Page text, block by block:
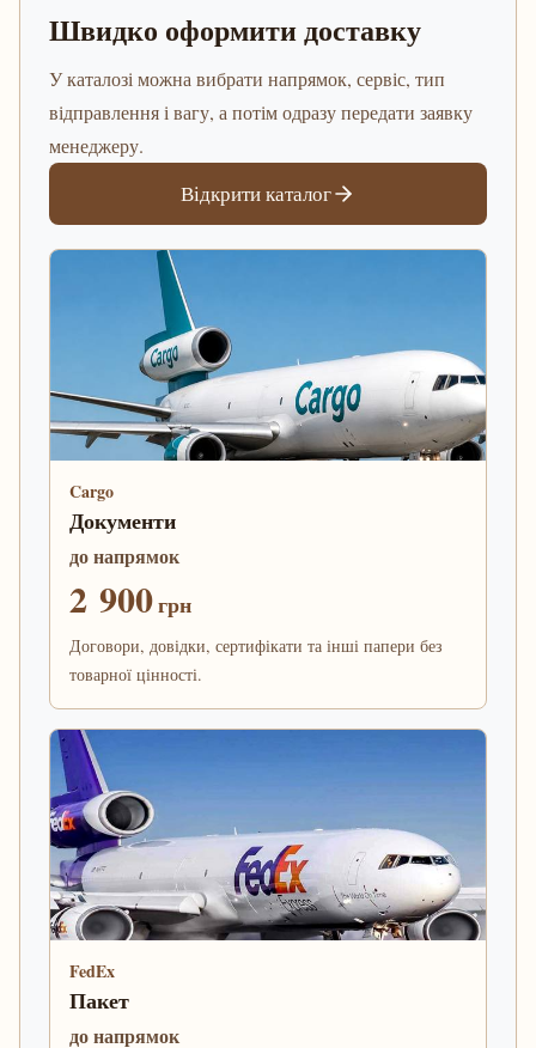
Швидко оформити доставку
У каталозі можна вибрати напрямок, сервіс, тип
відправлення і вагу, а потім одразу передати заявку
менеджеру.
Відкрити каталог
Cargo
Документи
до напрямок
2 900грн
Договори, довідки, сертифікати та інші папери без
товарної цінності.
FedEx
Пакет
до напрямок